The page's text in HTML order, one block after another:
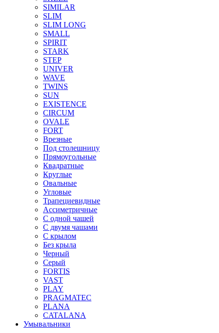
SIMILAR
SLIM
SLIM LONG
SMALL
SPIRIT
STARK
STEP
UNIVER
WAVE
TWINS
SUN
EXISTENCE
CIRCUM
OVALE
FORT
Врезные
Под столешницу
Прямоугольные
Квадратные
Круглые
Овальные
Угловые
Трапециевидные
Ассиметричные
С одной чашей
С двумя чашами
С крылом
Без крыла
Черный
Серый
FORTIS
VAST
PLAY
PRAGMATEC
PLANA
CATALANA
Умывальники